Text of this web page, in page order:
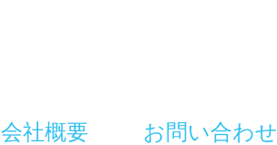
会社概要 お問い合わせ